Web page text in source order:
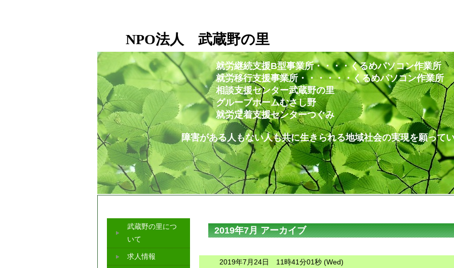
NPO法人 武蔵野の里
就労継続支援B型事業所・・・・くるめパソコン作業
就労移行支援事業所・・・・・・くるめパソコン作業所
相談支援センター武蔵野の里
グループホームむさし野
就労定着支援センターつぐみ
障害がある人もない人も共に生きられる地域社会の実現を願ってい
2019年7月 アーカイブ
2019年7月24日 11時41分01秒 (Wed)
武蔵野の里につ
いて
求人情報